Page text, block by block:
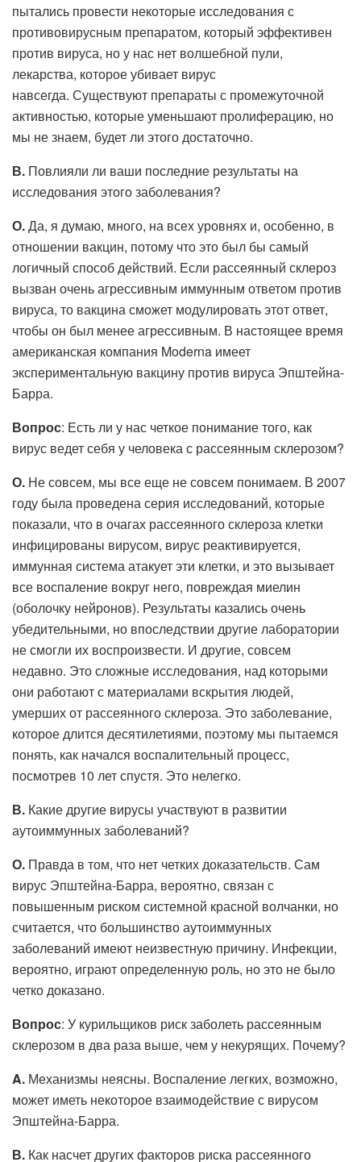
пытались провести некоторые исследования с
противовирусным препаратом, который эффективен
против вируса, но у нас нет волшебной пули,
лекарства, которое убивает вирус
навсегда. Существуют препараты с промежуточной
активностью, которые уменьшают пролиферацию, но
мы не знаем, будет ли этого достаточно.
В. Повлияли ли ваши последние результаты на
исследования этого заболевания?
О.Да, я думаю, много, на всех уровнях и, особенно, в
отношении вакцин, потому что это был бы самый
логичный способ действий. Если рассеянный склероз
вызван очень агрессивным иммунным ответом против
вируса, то вакцина сможет модулировать этот ответ,
чтобы он был менее агрессивным. В настоящее время
американская компания Moderna имеет
экспериментальную вакцину против вируса Эпштейна-
Барра.
Вопрос: Есть ли у нас четкое понимание того, как
вирус ведет себя у человека с рассеянным склерозом?
О. Не совсем, мы все еще не совсем понимаем. В 2007
году была проведена серия исследований, которые
показали, что в очагах рассеянного склероза клетки
инфицированы вирусом, вирус реактивируется,
иммунная система атакует эти клетки, и это вызывает
все воспаление вокруг него, повреждая миелин
(оболочку нейронов). Результаты казались очень
убедительными, но впоследствии другие лаборатории
не смогли их воспроизвести. И другие, совсем
недавно. Это сложные исследования, над которыми
они работают с материалами вскрытия людей,
умерших от рассеянного склероза. Это заболевание,
которое длится десятилетиями, поэтому мы пытаемся
понять, как начался воспалительный процесс,
посмотрев 10 лет спустя. Это нелегко.
В. Какие другие вирусы участвуют в развитии
аутоиммунных заболеваний?
О. Правда в том, что нет четких доказательств. Сам
вирус Эпштейна-Барра, вероятно, связан с
повышенным риском системной красной волчанки, но
считается, что большинство аутоиммунных
заболеваний имеют неизвестную причину. Инфекции,
вероятно, играют определенную роль, но это не было
четко доказано.
Вопрос: У курильщиков риск заболеть рассеянным
склерозом в два раза выше, чем у некурящих. Почему?
A. Механизмы неясны. Воспаление легких, возможно,
может иметь некоторое взаимодействие с вирусом
Эпштейна-Барра.
В. Как насчет других факторов риска рассеянного